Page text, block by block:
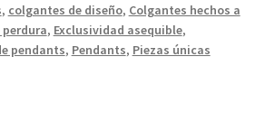
, colgantes de diseño, Colgantes hechos a
, Exclusividad asequible,
pendants, Pendants, Piezas únicas